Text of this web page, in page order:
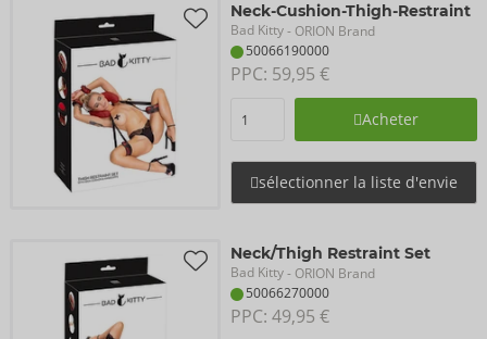
Neck-Cushion-Thigh-Restraint
Bad Kitty- ORION Brand
50066190000
PPC: 59,95 €
Acheter
sélectionner la liste d'envie
Neck/Thigh Restraint Set
Bad Kitty- ORION Brand
50066270000
PPC: 49,95 €